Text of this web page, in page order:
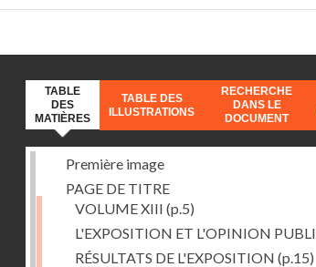
TABLE
DES
MATIÈRES
TABLE DES
ILLUSTRATIONS
RECHERCHE
DANS LE
DOCUMENT
Première image
PAGE DE TITRE
VOLUME XIII (p.5)
L'EXPOSITION ET L'OPINION
RÉSULTATS DE L'EXPOSITION (p.15)